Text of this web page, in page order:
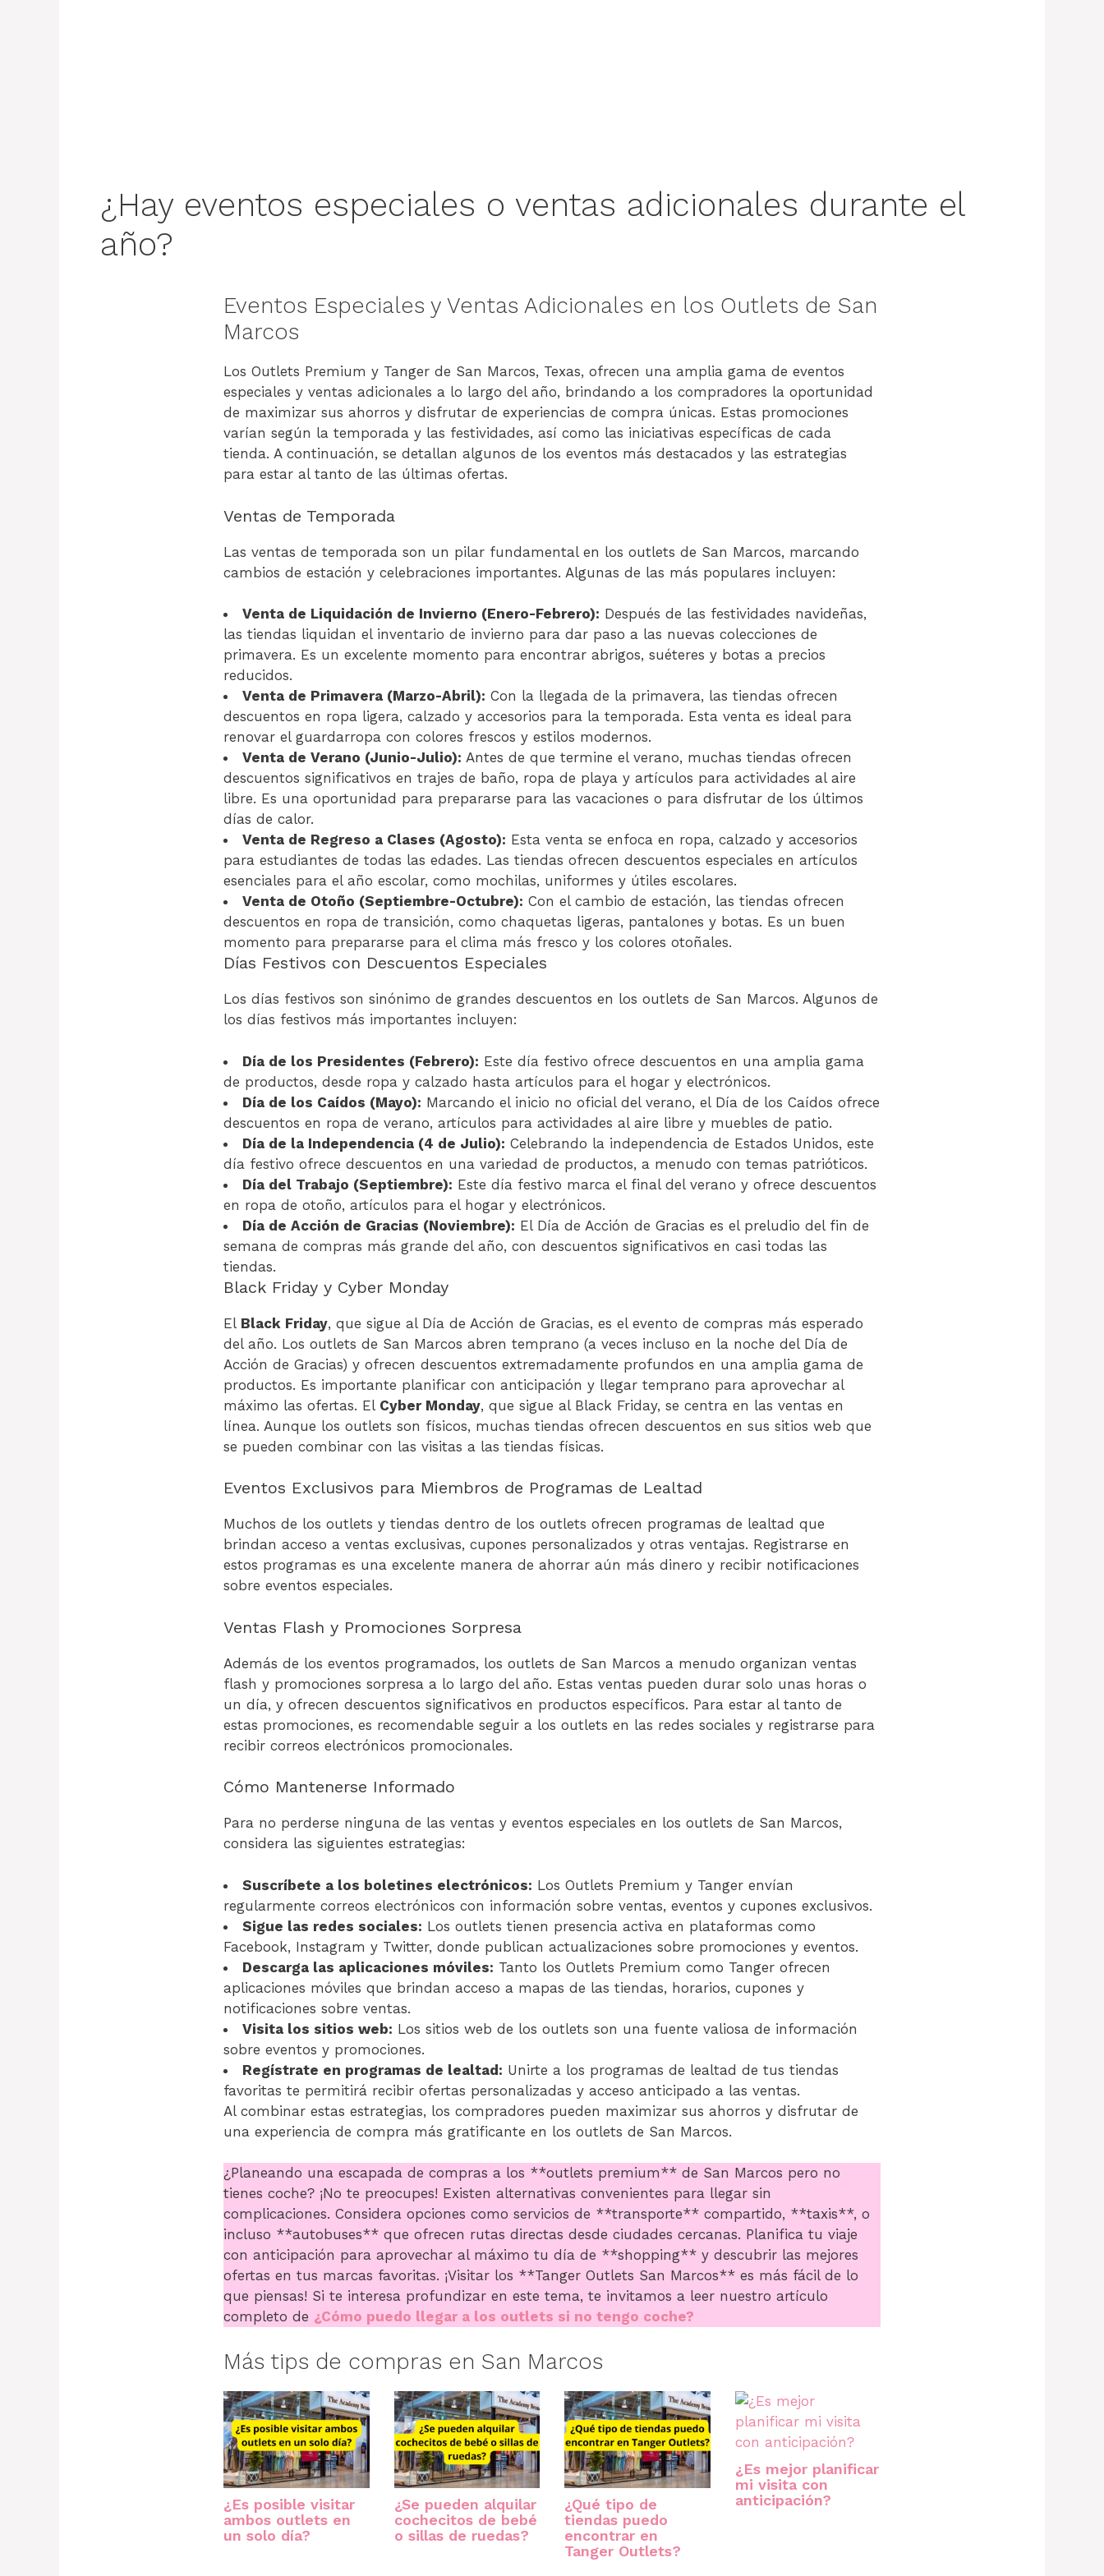
¿Hay eventos especiales o ventas adicionales durante el
año?
Eventos Especiales y Ventas Adicionales en los Outlets de San
Marcos
Los Outlets Premium y Tanger de San Marcos, Texas, ofrecen una amplia gama de eventos
especiales y ventas adicionales a lo largo del año, brindando a los compradores la oportunidad
de maximizar sus ahorros y disfrutar de experiencias de compra únicas. Estas promociones
varían según la temporada y las festividades, así como las iniciativas específicas de cada
tienda. A continuación, se detallan algunos de los eventos más destacados y las estrategias
para estar al tanto de las últimas ofertas.
Ventas de Temporada
Las ventas de temporada son un pilar fundamental en los outlets de San Marcos, marcando
cambios de estación y celebraciones importantes. Algunas de las más populares incluyen:
Venta de Liquidación de Invierno (Enero-Febrero): Después de las festividades navideñas,
las tiendas liquidan el inventario de invierno para dar paso a las nuevas colecciones de
primavera. Es un excelente momento para encontrar abrigos, suéteres y botas a precios
reducidos.
Venta de Primavera (Marzo-Abril): Con la llegada de la primavera, las tiendas ofrecen
descuentos en ropa ligera, calzado y accesorios para la temporada. Esta venta es ideal para
renovar el guardarropa con colores frescos y estilos modernos.
Venta de Verano (Junio-Julio): Antes de que termine el verano, muchas tiendas ofrecen
descuentos significativos en trajes de baño, ropa de playa y artículos para actividades al aire
libre. Es una oportunidad para prepararse para las vacaciones o para disfrutar de los últimos
días de calor.
Venta de Regreso a Clases (Agosto): Esta venta se enfoca en ropa, calzado y accesorios
para estudiantes de todas las edades. Las tiendas ofrecen descuentos especiales en artículos
esenciales para el año escolar, como mochilas, uniformes y útiles escolares.
Venta de Otoño (Septiembre-Octubre): Con el cambio de estación, las tiendas ofrecen
descuentos en ropa de transición, como chaquetas ligeras, pantalones y botas. Es un buen
momento para prepararse para el clima más fresco y los colores otoñales.
Días Festivos con Descuentos Especiales
Los días festivos son sinónimo de grandes descuentos en los outlets de San Marcos. Algunos de
los días festivos más importantes incluyen:
Día de los Presidentes (Febrero): Este día festivo ofrece descuentos en una amplia gama
de productos, desde ropa y calzado hasta artículos para el hogar y electrónicos.
Día de los Caídos (Mayo): Marcando el inicio no oficial del verano, el Día de los Caídos ofrece
descuentos en ropa de verano, artículos para actividades al aire libre y muebles de patio.
Día de la Independencia (4 de Julio): Celebrando la independencia de Estados Unidos, este
día festivo ofrece descuentos en una variedad de productos, a menudo con temas patrióticos.
Día del Trabajo (Septiembre): Este día festivo marca el final del verano y ofrece descuentos
en ropa de otoño, artículos para el hogar y electrónicos.
Día de Acción de Gracias (Noviembre): El Día de Acción de Gracias es el preludio del fin de
semana de compras más grande del año, con descuentos significativos en casi todas las
tiendas.
Black Friday y Cyber Monday
El Black Friday, que sigue al Día de Acción de Gracias, es el evento de compras más esperado
del año. Los outlets de San Marcos abren temprano (a veces incluso en la noche del Día de
Acción de Gracias) y ofrecen descuentos extremadamente profundos en una amplia gama de
productos. Es importante planificar con anticipación y llegar temprano para aprovechar al
máximo las ofertas. El Cyber Monday, que sigue al Black Friday, se centra en las ventas en
línea. Aunque los outlets son físicos, muchas tiendas ofrecen descuentos en sus sitios web que
se pueden combinar con las visitas a las tiendas físicas.
Eventos Exclusivos para Miembros de Programas de Lealtad
Muchos de los outlets y tiendas dentro de los outlets ofrecen programas de lealtad que
brindan acceso a ventas exclusivas, cupones personalizados y otras ventajas. Registrarse en
estos programas es una excelente manera de ahorrar aún más dinero y recibir notificaciones
sobre eventos especiales.
Ventas Flash y Promociones Sorpresa
Además de los eventos programados, los outlets de San Marcos a menudo organizan ventas
flash y promociones sorpresa a lo largo del año. Estas ventas pueden durar solo unas horas o
un día, y ofrecen descuentos significativos en productos específicos. Para estar al tanto de
estas promociones, es recomendable seguir a los outlets en las redes sociales y registrarse para
recibir correos electrónicos promocionales.
Cómo Mantenerse Informado
Para no perderse ninguna de las ventas y eventos especiales en los outlets de San Marcos,
considera las siguientes estrategias:
Suscríbete a los boletines electrónicos: Los Outlets Premium y Tanger envían
regularmente correos electrónicos con información sobre ventas, eventos y cupones exclusivos.
Sigue las redes sociales: Los outlets tienen presencia activa en plataformas como
Facebook, Instagram y Twitter, donde publican actualizaciones sobre promociones y eventos.
Descarga las aplicaciones móviles: Tanto los Outlets Premium como Tanger ofrecen
aplicaciones móviles que brindan acceso a mapas de las tiendas, horarios, cupones y
notificaciones sobre ventas.
Visita los sitios web: Los sitios web de los outlets son una fuente valiosa de información
sobre eventos y promociones.
Regístrate en programas de lealtad: Unirte a los programas de lealtad de tus tiendas
favoritas te permitirá recibir ofertas personalizadas y acceso anticipado a las ventas.
Al combinar estas estrategias, los compradores pueden maximizar sus ahorros y disfrutar de
una experiencia de compra más gratificante en los outlets de San Marcos.
¿Planeando una escapada de compras a los **outlets premium** de San Marcos pero no
tienes coche? ¡No te preocupes! Existen alternativas convenientes para llegar sin
complicaciones. Considera opciones como servicios de **transporte** compartido, **taxis**, o
incluso **autobuses** que ofrecen rutas directas desde ciudades cercanas. Planifica tu viaje
con anticipación para aprovechar al máximo tu día de **shopping** y descubrir las mejores
ofertas en tus marcas favoritas. ¡Visitar los **Tanger Outlets San Marcos** es más fácil de lo
que piensas! Si te interesa profundizar en este tema, te invitamos a leer nuestro artículo
completo de ¿Cómo puedo llegar a los outlets si no tengo coche?
Más tips de compras en San Marcos
¿Es posible visitar
ambos outlets en
un solo día?
¿Se pueden alquilar
cochecitos de bebé
o sillas de ruedas?
¿Qué tipo de
tiendas puedo
encontrar en
Tanger Outlets?
¿Es mejor planificar
mi visita con
anticipación?